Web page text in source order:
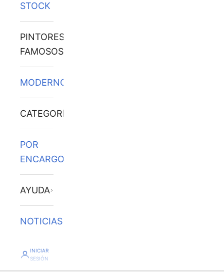
STOCK
PINTORES
FAMOSOS
MODERNOS
CATEGORÍAS
POR
ENCARGO
AYUDA
NOTICIAS
INICIAR
SESIÓN